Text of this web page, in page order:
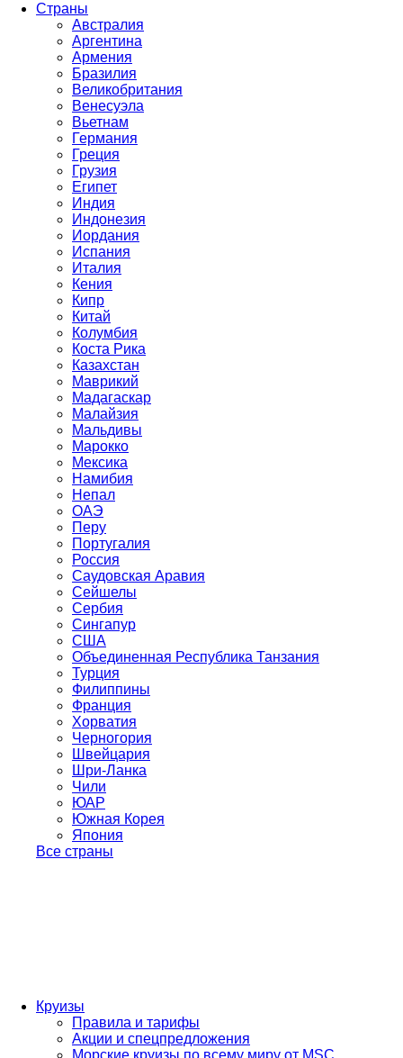
Страны
Австралия
Аргентина
Армения
Бразилия
Великобритания
Венесуэла
Вьетнам
Германия
Греция
Грузия
Египет
Индия
Индонезия
Иордания
Испания
Италия
Кения
Кипр
Китай
Колумбия
Коста Рика
Казахстан
Маврикий
Мадагаскар
Малайзия
Мальдивы
Марокко
Мексика
Намибия
Непал
ОАЭ
Перу
Португалия
Россия
Саудовская Аравия
Сейшелы
Сербия
Сингапур
США
Объединенная Республика Танзания
Турция
Филиппины
Франция
Хорватия
Черногория
Швейцария
Шри-Ланка
Чили
ЮАР
Южная Корея
Япония
Все страны
Круизы
Правила и тарифы
Акции и спецпредложения
Морские круизы по всему миру от MSC